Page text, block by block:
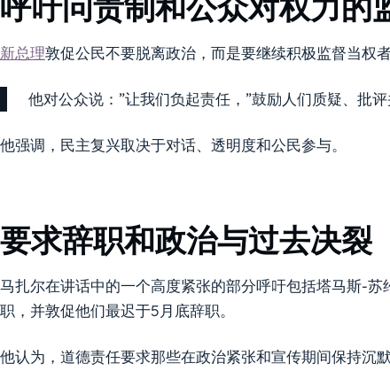
新总理敦促公民不要脱离政治，而是要继续积极监督当权者
他对公众说：”让我们负起责任，”鼓励人们质疑、批评
他强调，民主复兴取决于对话、透明度和公民参与。
要求辞职和政治与过去决裂
马扎尔在讲话中的一个高度紧张的部分呼吁包括塔马斯-
职，并敦促他们最迟于5月底辞职。
他认为，道德责任要求那些在政治紧张和宣传期间保持沉默